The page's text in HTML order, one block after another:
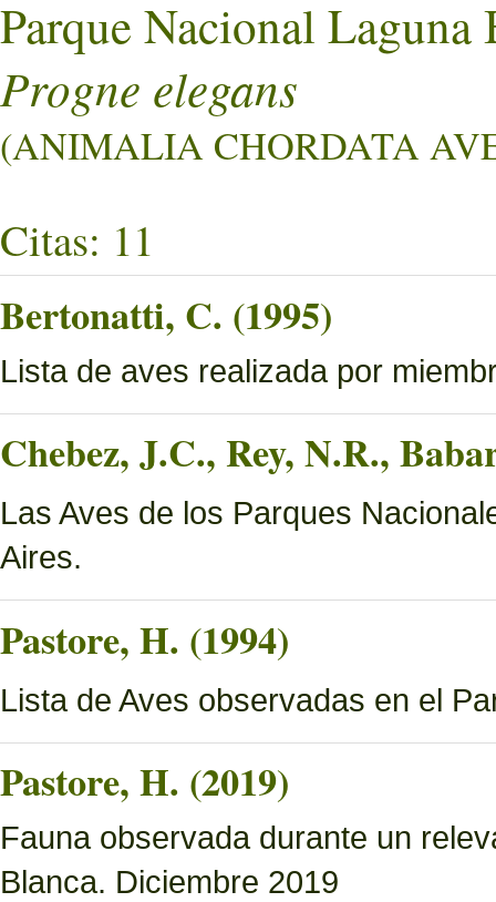
Parque Nacional Laguna
Progne elegans
(ANIMALIA CHORDATA
Citas: 11
Bertonatti, C. (1995)
Lista de aves realizada por
Chebez, J.C., Rey, N.R.,
Las Aves de los Parques
Aires.
Pastore, H. (1994)
Lista de Aves observadas en el
Pastore, H. (2019)
Fauna observada durante un
Blanca. Diciembre 2019